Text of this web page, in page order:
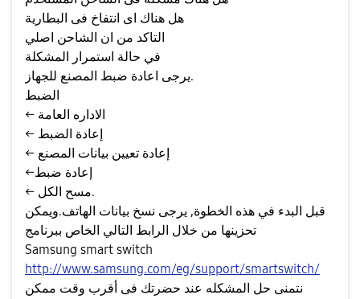
هل هناك اى انتفاخ فى البطارية
التاكد من ان الشاحن اصلي
في حالة استمرار المشكلة
يرجى اعادة ضبط المصنع للجهاز.
الضبط
← الاداره العامة
← إعادة الضبط
← إعادة تعيين بيانات المصنع
←إعادة ضبط
← مسح الكل.
قبل البدء في هذه الخطوة, يرجى نسخ بيانات الهاتف.ويمكن
تحزينها من خلال الرابط التالي الخاص ببرنامج
Samsung smart switch
http://www.samsung.com/eg/support/smartswitch/
نتمنى حل المشكله عند حضرتك فى أقرب وقت ممكن